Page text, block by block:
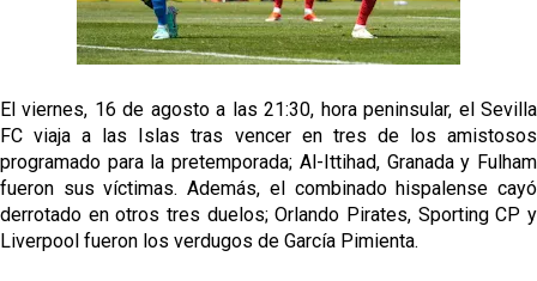
Sow muy cerca de cerrar su traspaso al Genoa
Banquillos confirmados: así queda la cantera del
Sevilla Femenino para la 2026/27
Celta y Rayo agitan el mercado de La Liga
El viernes, 16 de agosto a las 21:30, hora peninsular, el Sevilla
FC viaja a las Islas tras vencer en tres de los amistosos
programado para la pretemporada; Al-Ittihad, Granada y Fulham
fueron sus víctimas. Además, el combinado hispalense cayó
derrotado en otros tres duelos; Orlando Pirates, Sporting CP y
Liverpool fueron los verdugos de García Pimienta.